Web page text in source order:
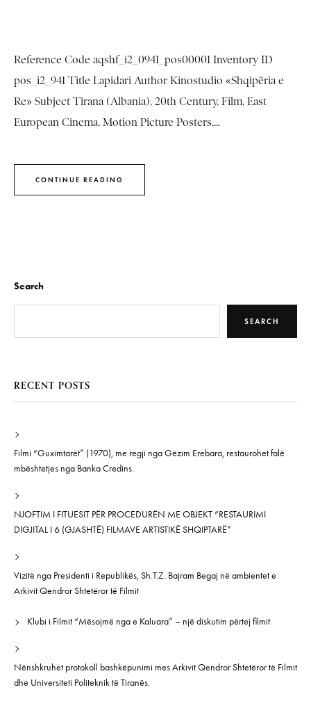
Reference Code aqshf_i2_0941_pos00001 Inventory ID
pos_i2_941 Title Lapidari Author Kinostudio «Shqipëria e
Re» Subject Tirana (Albania), 20th Century, Film, East
European Cinema, Motion Picture Posters,...
CONTINUE READING
Search
SEARCH
RECENT POSTS
Filmi “Guximtarët” (1970), me regji nga Gëzim Erebara, restaurohet falë
mbështetjes nga Banka Credins.
NJOFTIM I FITUESIT PËR PROCEDURËN ME OBJEKT “RESTAURIMI
DIGJITAL I 6 (GJASHTË) FILMAVE ARTISTIKË SHQIPTARË”
Vizitë nga Presidenti i Republikës, Sh.T.Z. Bajram Begaj në ambientet e
Arkivit Qendror Shtetëror të Filmit
Klubi i Filmit “Mësojmë nga e Kaluara” – një diskutim përtej filmit
Nënshkruhet protokoll bashkëpunimi mes Arkivit Qendror Shtetëror të Filmit
dhe Universiteti Politeknik të Tiranës.